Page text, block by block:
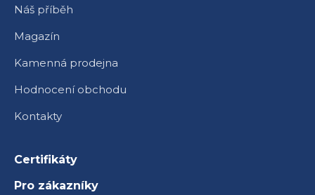
Náš příběh
Magazín
Kamenná prodejna
Hodnocení obchodu
Kontakty
Certifikáty
Pro zákazníky